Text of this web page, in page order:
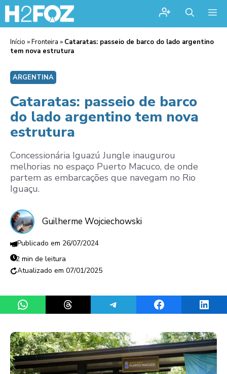
Início »Fronteira » Cataratas: passeio de barco do lado argentino
tem nova estrutura
ARGENTINA
Cataratas: passeio de barco
do lado argentino tem nova
estrutura
Concessionária Iguazú Jungle inaugurou
melhorias no espaço Puerto Macuco, de onde
partem as embarcações que navegam no Rio
Iguaçu.
Guilherme Wojciechowski
26/07/2024
2 min de leitura
07/01/2025
Share on WhatsAppShare on ThreadsShare on TelegramShare on Facebook